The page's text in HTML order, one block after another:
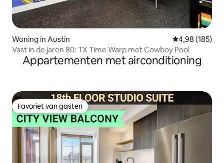
Woning in Austin Gemiddelde
4,98 (185)
Vast in de jaren 80: TX Time Warp met Cowboy Pool
Appartementen met airconditioning
Favoriet van gasten
Favoriet van gasten